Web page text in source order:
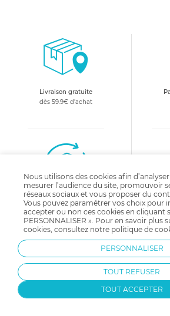
Livraison gratuite
dès 59.9€ d'achat
Changer d'avis
satisfait ou remboursé
10€ offertsen vous
à notre
Nous utilisons des cookies afin
mesurer l’audience du site, promouvoir
réseaux sociaux et vous proposer du
Vous pouvez paramétrer vos choix pour
accepter ou non ces cookies en cliquant
PERSONNALISER ». Pour en savoir plus
cookies, consultez notre politique de
PERSONNALISER
TOUT REFUSER
TOUT ACCEPTER